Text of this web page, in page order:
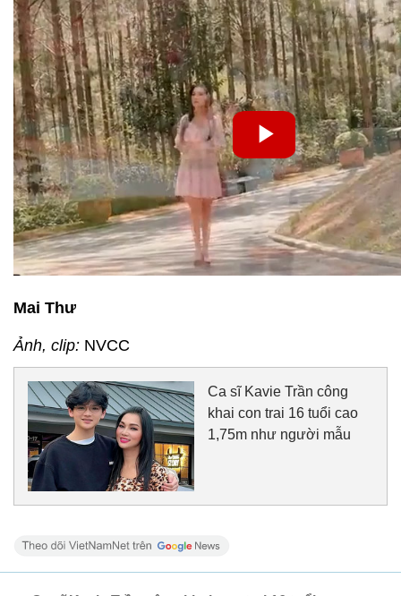
Mai Thư
Ảnh, clip: NVCC
Ca sĩ Kavie Trần công
khai con trai 16 tuổi cao
1,75m như người mẫu